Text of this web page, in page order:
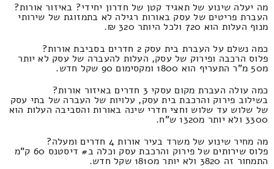
מה יעלה שינוע של תאגיד קטן של חדרון יחידי? באיזור אורות?
העברת פריטים של עסק באורות רגילה לא בתמזוגת של שירותי
מנוף העלות הוא 720 ולכל היותר 320 ₪.
כמה נשלם על העברת בית עסק 2 חדרים בסביבת אורות?
פלוס הרכבה ופירוק של עסק, העלות להעברה של עסק לא יותר
מ50 מ"ר התעריף הוא 1800 ומקסימום 90 שקל חדש.
כמה עולה העברת מקום עסקי 3 חדרים באיזור אורות?
בשילוב פירוק והרכבת בית עסק, עלויות של העברה של בתי עסק
של שלוש עד שלוש וחצי חדרי שינה באורות והסביבה העלות הוא
3300 ולא יותר מ1320 ש"ח.
מה מחיר שינוע של משרד בעיר אורות 4 חדרים ומעלה?
פלוס שירותים של פירוק והרכבת עסק וכלה ב# דיסטנס 60 ק"מ
התמחור זה 3820 ולא יותר מ1810 שקל חדש.